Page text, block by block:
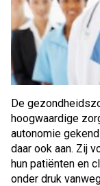
De
hoogwaardige
autonomie
daar ook aan. Zij
hun patiënten en
onder druk